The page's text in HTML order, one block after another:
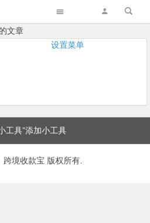
设置菜单
文章
工具”添加小工具
境收款宝 版权所有.